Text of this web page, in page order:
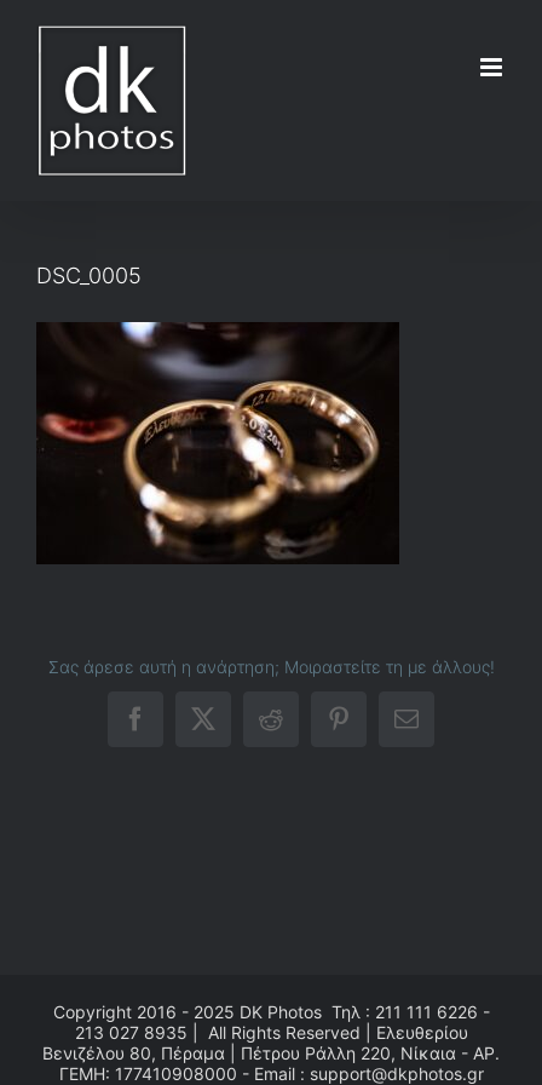
DSC_0005
Σας άρεσε αυτή η ανάρτηση; Μοιραστείτε τη με άλλους!
Facebook
X RedditPinterestEmail
Copyright 2016 - 2025 DK PhotosΤηλ : 211 111 6226 -
213 027 8935 | All Rights Reserved | Ελευθερίου
Βενιζέλου 80, Πέραμα | Πέτρου Ράλλη 220, Νίκαια - ΑΡ.
ΓΕΜΗ: 177410908000 - Email : support@dkphotos.gr